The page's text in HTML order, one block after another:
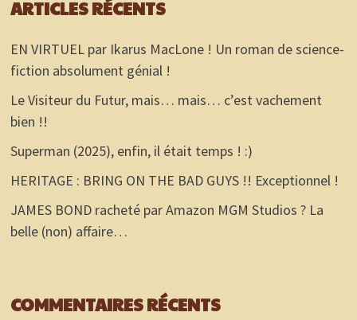
ARTICLES RÉCENTS
EN VIRTUEL par Ikarus MacLone ! Un roman de science-
fiction absolument génial !
Le Visiteur du Futur, mais… mais… c’est vachement
bien !!
Superman (2025), enfin, il était temps ! :)
HERITAGE : BRING ON THE BAD GUYS !! Exceptionnel !
JAMES BOND racheté par Amazon MGM Studios ? La
belle (non) affaire…
COMMENTAIRES RÉCENTS